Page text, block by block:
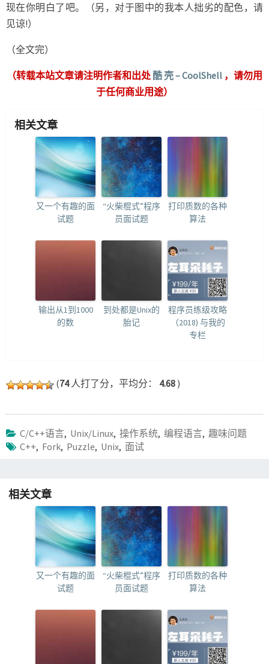
现在你明白了吧。（另，对于图中的我本人拙劣的配色，请
见谅!）
（全文完）
（转载本站文章请注明作者和出处酷 壳 – CoolShell ，请勿用
于任何商业用途）
相关文章
又一个有趣的面
试题
“火柴棍式”程序
员面试题
打印质数的各种
算法
输出从1到1000
的数
到处都是Unix的
胎记
程序员练级攻略
（2018) 与我的
专栏
(74人打了分，平均分： 4.68 )
C/C++语言, Unix/Linux, 操作系统, 编程语言, 趣味问题
C++, Fork, Puzzle, Unix, 面试
相关文章
又一个有趣的面
试题
“火柴棍式”程序
员面试题
打印质数的各种
算法